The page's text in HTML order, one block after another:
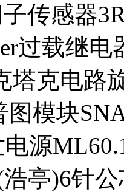
子传感器
过载继电
塔克电路
图模块
源
亭)6针公